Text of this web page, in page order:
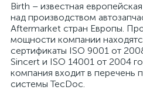
Birth – известная
над производством
Aftermarket стран Европы.
мощности компании
сертификаты ISO 9001 от
Sincert и ISO 14001 от 2004
компания входит в перечень
системы TecDoc.